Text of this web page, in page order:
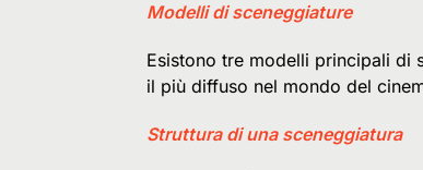
Modelli di sceneggiature
Esistono tre modelli principali di
il più diffuso nel mondo del
Struttura di una sceneggiatura